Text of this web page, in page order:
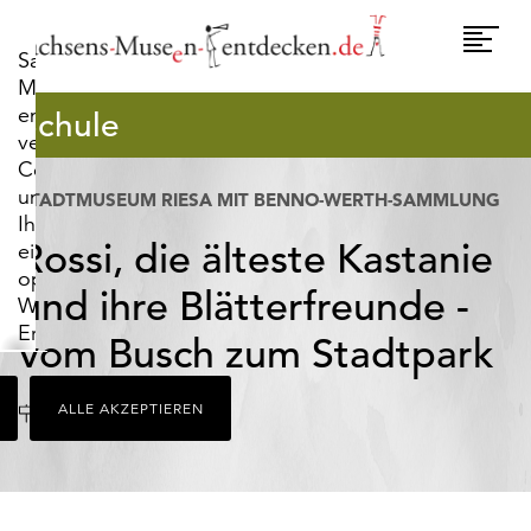
Sachsens-
Museen-
entdecken.de
verwendet
Cookies,
um
Ihnen
ein
optimales
Webseiten-
Erlebnis
zu
bieten.
Dazu
zählen
die
ALLE AKZEPTIEREN
Schule
STADTMUSEUM RIESA MIT BENNO-WERTH-SAMMLUNG
Rossi, die älteste Kastanie
und ihre Blätterfreunde -
vom Busch zum Stadtpark
Ort Riesa